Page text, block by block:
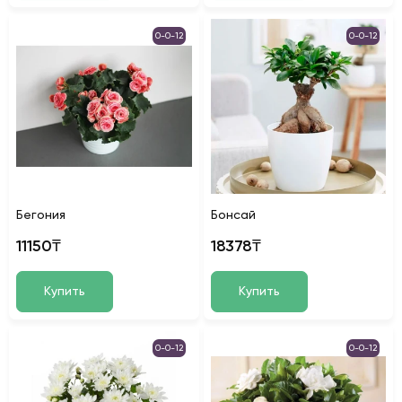
0-0-12
Бегония
11150₸
Купить
0-0-12
Бонсай
18378₸
Купить
0-0-12 0-0-12